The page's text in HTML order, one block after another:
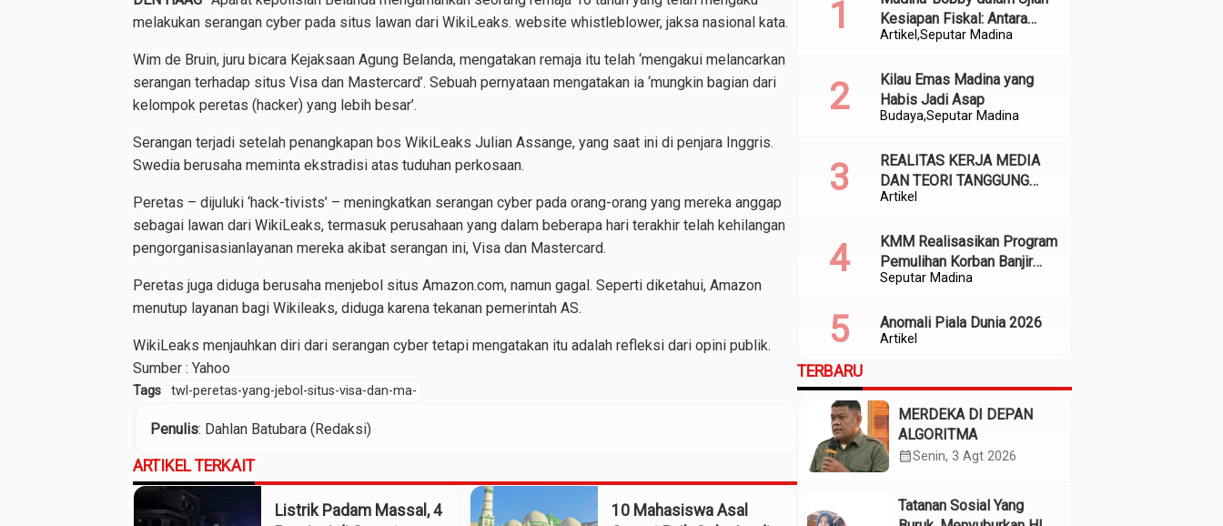
melakukan serangan cyber pada situs lawan dari WikiLeaks. website whistleblower, jaksa nasional kata.
Wim de Bruin, juru bicara Kejaksaan Agung Belanda, mengatakan remaja itu telah ‘mengakui melancarkan
serangan terhadap situs Visa dan Mastercard’. Sebuah pernyataan mengatakan ia ‘mungkin bagian dari
kelompok peretas (hacker) yang lebih besar’.
Serangan terjadi setelah penangkapan bos WikiLeaks Julian Assange, yang saat ini di penjara Inggris.
Swedia berusaha meminta ekstradisi atas tuduhan perkosaan.
Peretas – dijuluki ‘hack-tivists’ – meningkatkan serangan cyber pada orang-orang yang mereka anggap
sebagai lawan dari WikiLeaks, termasuk perusahaan yang dalam beberapa hari terakhir telah kehilangan
pengorganisasianlayanan mereka akibat serangan ini, Visa dan Mastercard.
Peretas juga diduga berusaha menjebol situs Amazon.com, namun gagal. Seperti diketahui, Amazon
menutup layanan bagi Wikileaks, diduga karena tekanan pemerintah AS.
WikiLeaks menjauhkan diri dari serangan cyber tetapi mengatakan itu adalah refleksi dari opini publik.
Sumber : Yahoo
Tags twl-peretas-yang-jebol-situs-visa-dan-ma-
Penulis: Dahlan Batubara (Redaksi)
ARTIKEL TERKAIT
Listrik Padam Massal, 4
10 Mahasiswa Asal
Artikel Seputar Madina
Kesiapan Fiskal: Antara
Kedekatan Politik dan
BudayaSeputar Madina
Kilau Emas Madina yang
Habis Jadi Asap
Artikel
REALITAS KERJA MEDIA
DAN TEORI TANGGUNG
JAWAB SOSIAL
Seputar Madina
KMM Realisasikan Program
Pemulihan Korban Banjir
dan Longsor di Kabupaten
Artikel
Anomali Piala Dunia 2026
TERBARU
MERDEKA DI DEPAN
ALGORITMA
calendar_monthSenin, 3 Agt 2026
Tatanan Sosial Yang